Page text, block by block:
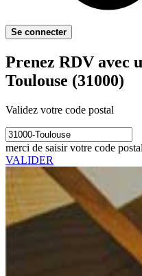
Se connecter
Prenez RDV avec
Toulouse (31000)
Validez votre code postal
merci de saisir votre code postal
VALIDER